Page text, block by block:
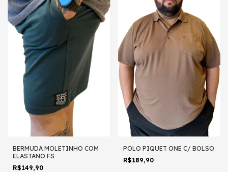
BERMUDA MOLETINHO COM
ELASTANO FS
R$149,90
POLO PIQUET ONE C/ BOLSO
R$189,90